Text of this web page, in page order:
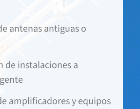
antenas antiguas o
de instalaciones a
amplificadores y equipos